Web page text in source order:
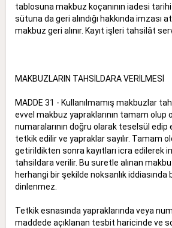
tablosuna makbuz koçanının iadesi
sütuna da geri alındığı hakkında imzası
makbuz geri alınır. Kayıt işleri tahsilât
MAKBUZLARIN TAHSİLDARA VERİLMESİ
MADDE 31 - Kullanılmamış makbuzlar
evvel makbuz yapraklarının tamam olup
numaralarının doğru olarak teselsül
tetkik edilir ve yapraklar sayılır. Tamam
getirildikten sonra kayıtları icra edilerek
tahsildara verilir. Bu suretle alınan
herhangi bir şekilde noksanlık iddiasında
dinlenmez.
Tetkik esnasında yapraklarında veya
maddede açıklanan tesbit haricinde ve